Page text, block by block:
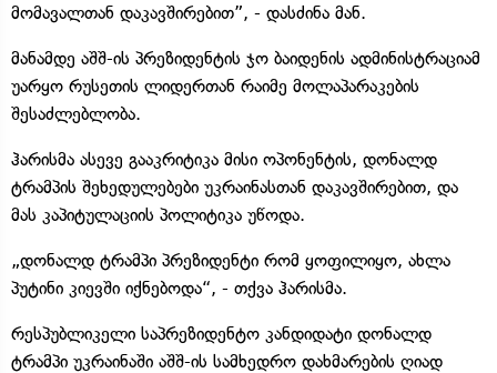
მომავალთან დაკავშირებით”, - დასძინა მან.
მანამდე აშშ-ის პრეზიდენტის ჯო ბაიდენის ადმინისტრაციამ
უარყო რუსეთის ლიდერთან რაიმე მოლაპარაკების
შესაძლებლობა.
ჰარისმა ასევე გააკრიტიკა მისი ოპონენტის, დონალდ
ტრამპის შეხედულებები უკრაინასთან დაკავშირებით, და
მას კაპიტულაციის პოლიტიკა უწოდა.
„დონალდ ტრამპი პრეზიდენტი რომ ყოფილიყო, ახლა
პუტინი კიევში იქნებოდა“, - თქვა ჰარისმა.
რესპუბლიკელი საპრეზიდენტო კანდიდატი დონალდ
ტრამპი უკრაინაში აშშ-ის სამხედრო დახმარების ღიად